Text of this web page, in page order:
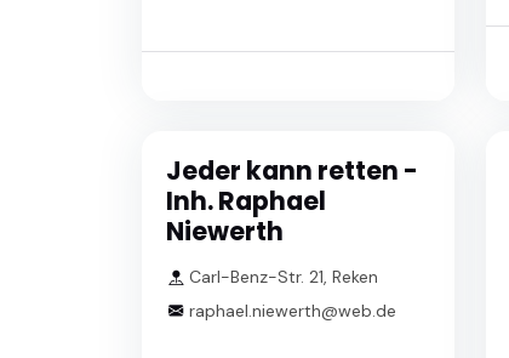
Jeder kann retten -
Inh. Raphael
Niewerth
Carl-Benz-Str. 21, Reken
raphael.niewerth@web.de